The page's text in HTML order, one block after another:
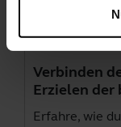
Verbinden
Erzielen der
Erfahre, wie